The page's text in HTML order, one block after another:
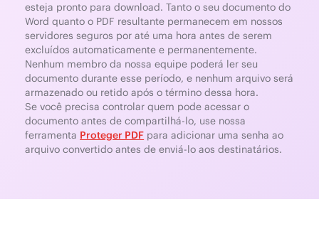
esteja pronto para download. Tanto o seu documento do
Word quanto o PDF resultante permanecem em nossos
servidores seguros por até uma hora antes de serem
excluídos automaticamente e permanentemente.
Nenhum membro da nossa equipe poderá ler seu
documento durante esse período, e nenhum arquivo será
armazenado ou retido após o término dessa hora.
Se você precisa controlar quem pode acessar o
documento antes de compartilhá-lo, use nossa
ferramenta Proteger PDF para adicionar uma senha ao
arquivo convertido antes de enviá-lo aos destinatários.